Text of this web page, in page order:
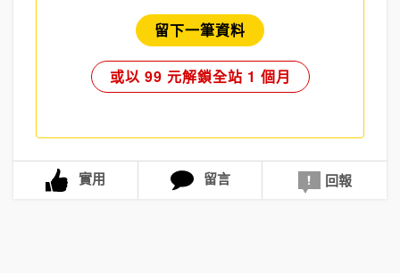
留下一筆資料
或以 99 元解鎖全站 1 個月
實用 留言 回報